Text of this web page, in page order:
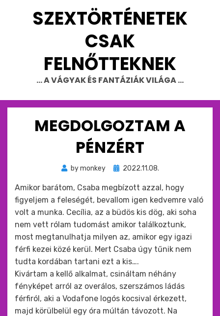
SZEXTÖRTÉNETEK
CSAK
FELNŐTTEKNEK
… A VÁGYAK ÉS FANTÁZIÁK VILÁGA …
MEGDOLGOZTAM A
PÉNZÉRT
bymonkey
Beküldve
:
2022.11.08.
Amikor barátom, Csaba megbízott azzal, hogy
figyeljem a feleségét, bevallom igen kedvemre való
volt a munka. Cecília, az a büdös kis dög, aki soha
nem vett rólam tudomást amikor találkoztunk,
most megtanulhatja milyen az, amikor egy igazi
férfi kezei közé kerül. Mert Csaba úgy tűnik nem
tudta kordában tartani ezt a kis….
Kivártam a kellő alkalmat, csináltam néhány
fényképet arról az overálos, szerszámos ládás
férfiról, aki a Vodafone logós kocsival érkezett,
majd körülbelül egy óra múltán távozott. Na